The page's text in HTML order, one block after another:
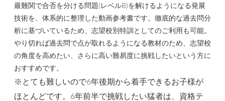
最難関で合否を分ける問題(レベルB)を解けるようになる発展
技術を、体系的に整理した動画参考書です。徹底的な過去問分
析に基づいているため、志望校別特訓としてのご利用も可能。
やり切れば過去問で点が取れるようになる教材のため、志望校
の角度を高めたい、さらに高い難易度に挑戦したいという方に
おすすめです。
※とても難しいので6年後期から着手できるお子様が
ほとんどです。6年前半で挑戦したい猛者は、資格テ